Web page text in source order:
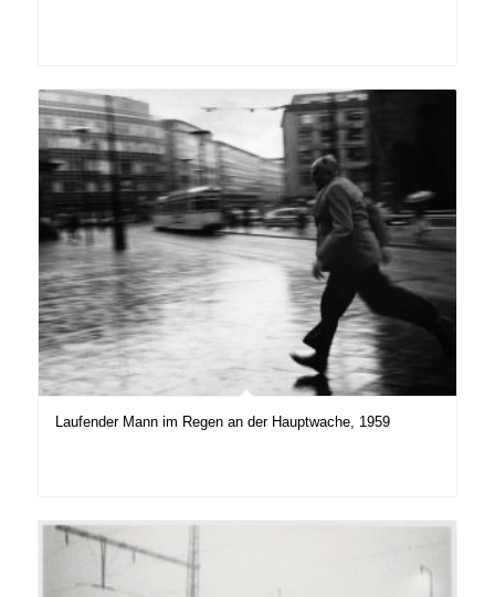
Laufender Mann im Regen an der Hauptwache, 1959